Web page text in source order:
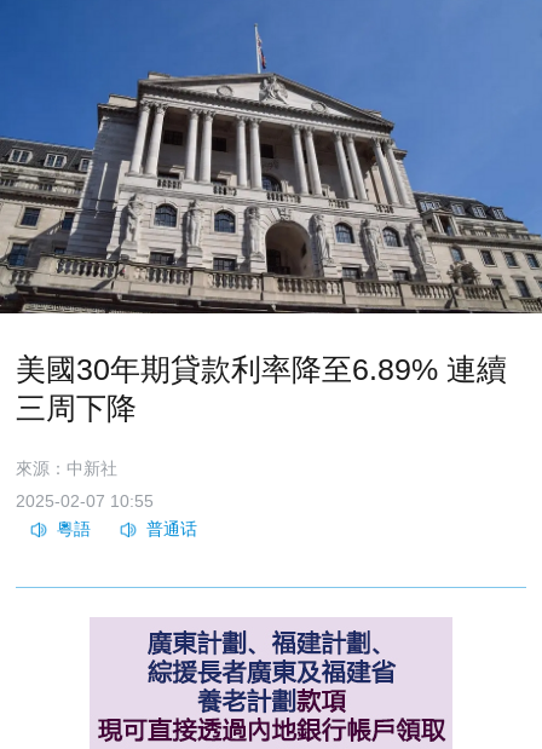
美國30年期貸款利率降至6.89% 連續
三周下降
來源：中新社
2025-02-07 10:55